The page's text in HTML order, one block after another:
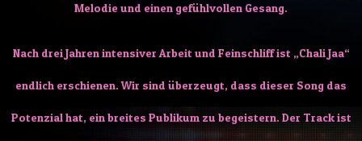
Melodie und einen gefühlvollen Gesang.
Nach drei Jahren intensiver Arbeit und Feinschliff ist „Chali Jaa“
endlich erschienen. Wir sind überzeugt, dass dieser Song das
Potenzial hat, ein breites Publikum zu begeistern. Der Track ist